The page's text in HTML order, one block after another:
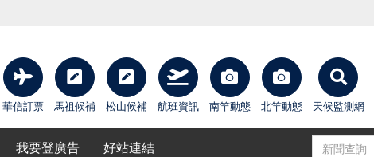
華信訂票 馬祖候補 松山候補 航班資訊 南竿動態 北竿動態 天候監測網
我要登廣告 好站連結